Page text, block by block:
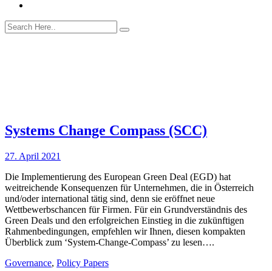
Systems Change Compass (SCC)
27. April 2021
Die Implementierung des European Green Deal (EGD) hat
weitreichende Konsequenzen für Unternehmen, die in Österreich
und/oder international tätig sind, denn sie eröffnet neue
Wettbewerbschancen für Firmen. Für ein Grundverständnis des
Green Deals und den erfolgreichen Einstieg in die zukünftigen
Rahmenbedingungen, empfehlen wir Ihnen, diesen kompakten
Überblick zum ‘System-Change-Compass’ zu lesen….
Governance, Policy Papers